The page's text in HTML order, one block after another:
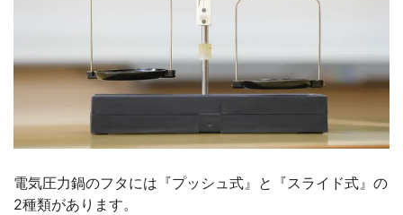
電気圧力鍋のフタには『プッシュ式』と『スライド式』の
2種類があります。